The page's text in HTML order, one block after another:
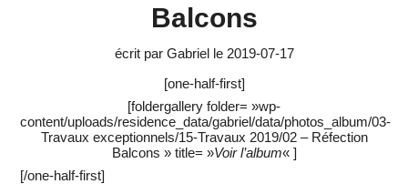
Balcons
écrit par Gabriel le 2019-07-17
[one-half-first]
[foldergallery folder= »wp-
content/uploads/residence_data/gabriel/data/photos_album/03-
Travaux exceptionnels/15-Travaux 2019/02 – Réfection
Balcons » title= »Voir l’album« ]
[/one-half-first]